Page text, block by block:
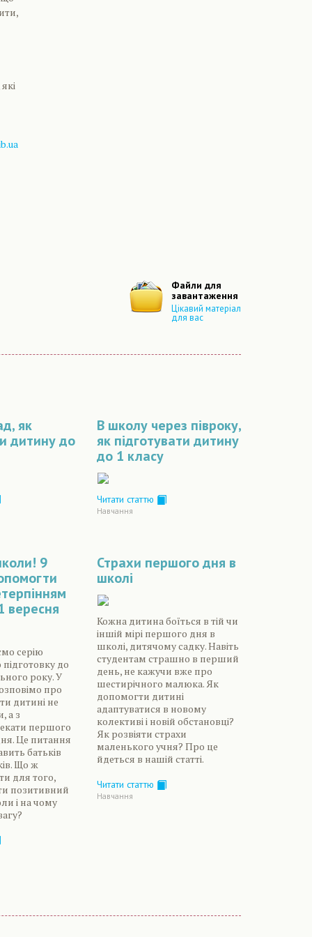
Файли для
завантаження
Цікавий матеріал
для вас
як
дитину до
В школу через півроку,
як підготувати дитину
до 1 класу
Читати статтю
Навчання
9
вересня
серію
підготовку до
року. У
про
дитині не
а з
першого
Це питання
батьків
Що ж
для того,
позитивний
і на чому
Страхи першого дня в
школі
Кожна дитина боїться в тій чи
іншій мірі першого дня в
школі, дитячому садку. Навіть
студентам страшно в перший
день, не кажучи вже про
шестирічного малюка. Як
допомогти дитині
адаптуватися в новому
колективі і новій обстановці?
Як розвіяти страхи
маленького учня? Про це
йдеться в нашій статті.
Читати статтю
Навчання